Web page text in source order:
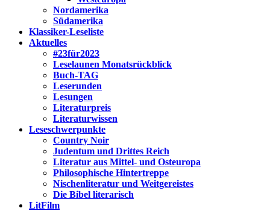
Nordamerika
Südamerika
Klassiker-Leseliste
Aktuelles
#23für2023
Leselaunen Monatsrückblick
Buch-TAG
Leserunden
Lesungen
Literaturpreis
Literaturwissen
Leseschwerpunkte
Country Noir
Judentum und Drittes Reich
Literatur aus Mittel- und Osteuropa
Philosophische Hintertreppe
Nischenliteratur und Weitgereistes
Die Bibel literarisch
LitFilm